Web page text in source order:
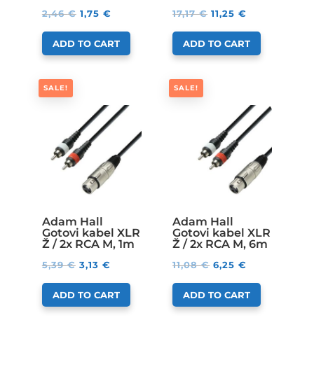
2,46€ 1,75 €
ADD TO CART
17,17€ 11,25€
ADD TO CART
SALE!
Adam Hall
Gotovi kabel XLR
Ž / 2x RCA M, 1m
5,39€ 3,13 €
ADD TO CART
SALE!
Adam Hall
Gotovi kabel XLR
Ž / 2x RCA M, 6m
11,08€ 6,25€
ADD TO CART